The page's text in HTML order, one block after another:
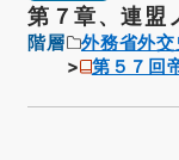
第７章、連盟
階層 外務省外
第５７回